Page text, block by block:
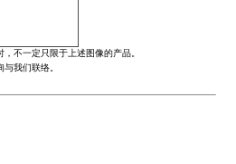
不一定只限于上述图像的产品。
我们联络。